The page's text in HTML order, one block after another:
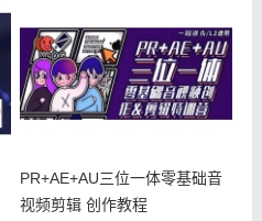
PR+AE+AU三位一体零基础音
视频剪辑 创作教程